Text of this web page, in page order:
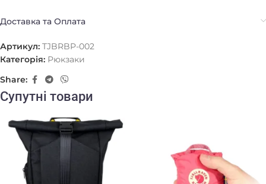
Доставка та Оплата
Артикул: TJBRBP-002
Категорія: Рюкзаки
Share:
Супутні товари